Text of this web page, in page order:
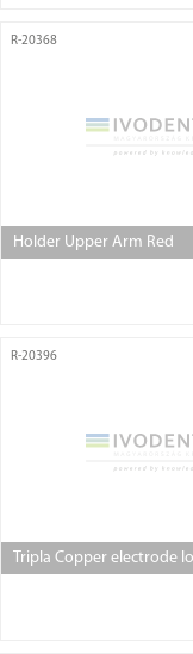
R-20368
Holder Upper Arm Red
R-20396
Tripla Copper electrode